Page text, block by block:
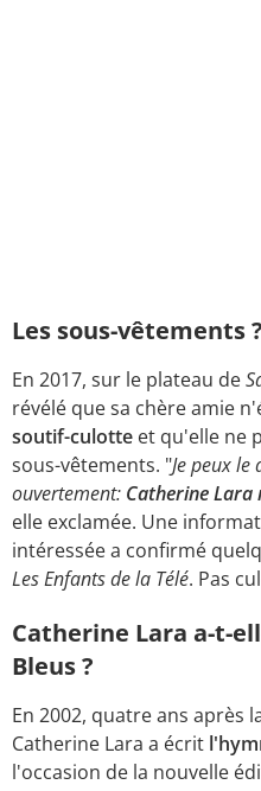
Les sous-vêtements
En 2017, sur le plateau de
révélé que sa chère amie
soutif-culotte et qu'elle ne
sous-vêtements. "Je peux
ouvertement: Catherine Lara
elle exclamée. Une
intéressée a confirmé
Les Enfants de la Télé. Pas
Catherine Lara a-t-
Bleus ?
En 2002, quatre ans après
Catherine Lara a écrit
l'occasion de la nouvelle